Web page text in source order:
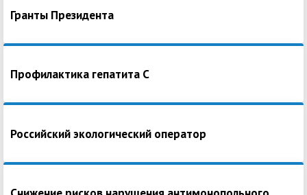
Гранты Президента
Профилактика гепатита С
Российский экологический оператор